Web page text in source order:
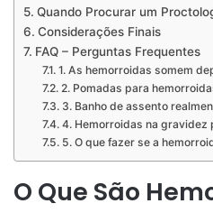
Quando Procurar um
Considerações Finais
FAQ – Perguntas Frequentes
1. As hemorroidas somem
2. Pomadas para
3. Banho de assento
4. Hemorroidas na gravidez
5. O que fazer se a
O Que São